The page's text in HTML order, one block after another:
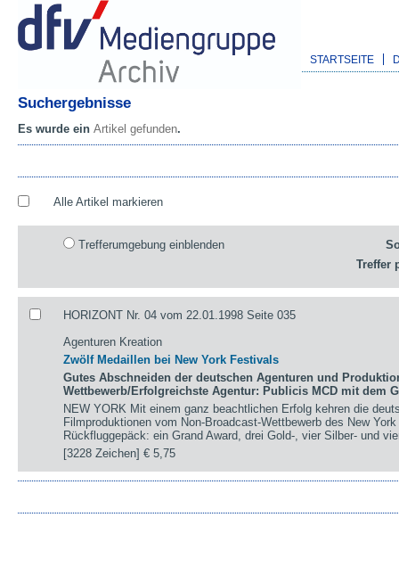
STARTSEITE
Suchergebnisse
Es wurde ein Artikel gefunden.
Alle Artikel markieren
Trefferumgebung einblenden
Treffer
HORIZONT Nr. 04 vom 22.01.1998 Seite 035
Agenturen Kreation
Zwölf Medaillen bei New York Festivals
Gutes Abschneiden der deutschen Agenturen und
Wettbewerb/Erfolgreichste Agentur: Publicis MCD mit dem
NEW YORK Mit einem ganz beachtlichen Erfolg kehren die
Filmproduktionen vom Non-Broadcast-Wettbewerb des New
Rückfluggepäck: ein Grand Award, drei Gold-, vier Silber- und
[3228 Zeichen]€ 5,75